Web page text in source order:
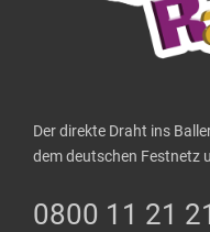
Der direkte Draht ins
dem deutschen Festnetz
0800 11 21